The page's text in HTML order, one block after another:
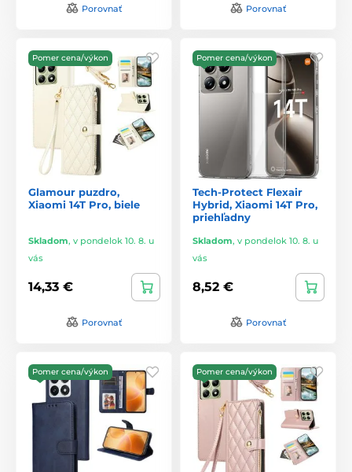
Porovnať Porovnať
Pomer cena/výkon
Glamour puzdro,
Xiaomi 14T Pro, biele
Skladom, v pondelok 10. 8. u
vás
14,33 €
Porovnať
Pomer cena/výkon
Tech-Protect Flexair
Hybrid, Xiaomi 14T Pro,
priehľadny
Skladom, v pondelok 10. 8. u
vás
8,52 €
Porovnať
Pomer cena/výkon Pomer cena/výkon